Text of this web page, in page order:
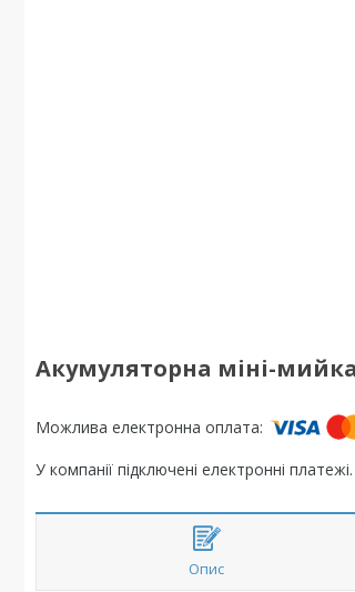
Акумуляторна міні-
У компанії підключені електронні
Опис